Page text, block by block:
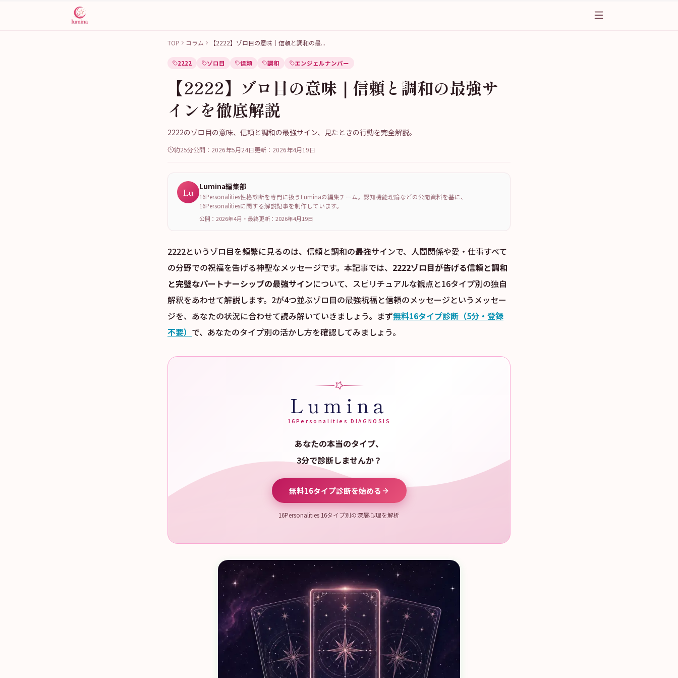
TOP コラム 【2222】ゾロ目の意味｜信頼と調和の最...
2222 ゾロ目 信頼 調和 エンジェルナンバー
【2222】ゾロ目の意味｜信頼と調和の最強サ
インを徹底解説
2222のゾロ目の意味、信頼と調和の最強サイン、見たときの行動を完全解説。
約25分公開： 2026年5月24日更新： 2026年4月19日
Lu Lumina編集部
16Personalities性格診断を専門に扱うLuminaの編集チーム。認知機能理論などの公開資料を基に、
16Personalitiesに関する解説記事を制作しています。
公開：2026年4月 ・ 最終更新： 2026年4月19日
2222というゾロ目を頻繁に見るのは、信頼と調和の最強サインで、人間関係や愛・仕事すべて
の分野での祝福を告げる神聖なメッセージです。本記事では、 2222ゾロ目が告げる信頼と調和
と完璧なパートナーシップの最強サインについて、スピリチュアルな観点と16タイプ別の独自
解釈をあわせて解説します。2が4つ並ぶゾロ目の最強祝福と信頼のメッセージというメッセー
ジを、あなたの状況に合わせて読み解いていきましょう。まず無料16タイプ診断（5分・登録
不要） で、あなたのタイプ別の活かし方を確認してみましょう。
Lumina
16Personalities DIAGNOSIS
あなたの本当のタイプ、
3分で診断しませんか？
無料16タイプ診断を始める
16Personalities 16タイプ別の深層心理を解析